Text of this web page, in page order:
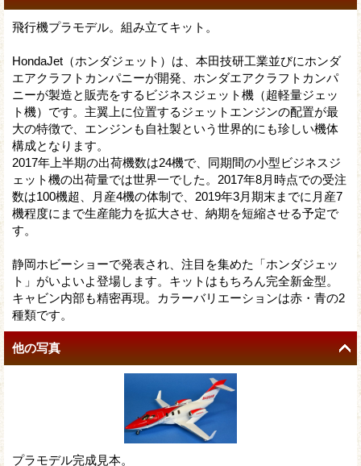
飛行機プラモデル。組み立てキット。
HondaJet（ホンダジェット）は、本田技研工業並びにホンダ
エアクラフトカンパニーが開発、ホンダエアクラフトカンパ
ニーが製造と販売をするビジネスジェット機（超軽量ジェッ
ト機）です。主翼上に位置するジェットエンジンの配置が最
大の特徴で、エンジンも自社製という世界的にも珍しい機体
構成となります。
2017年上半期の出荷機数は24機で、同期間の小型ビジネスジ
ェット機の出荷量では世界一でした。2017年8月時点での受注
数は100機超、月産4機の体制で、2019年3月期末までに月産7
機程度にまで生産能力を拡大させ、納期を短縮させる予定で
す。
静岡ホビーショーで発表され、注目を集めた「ホンダジェッ
ト」がいよいよ登場します。キットはもちろん完全新金型。
キャビン内部も精密再現。カラーバリエーションは赤・青の2
種類です。
他の写真
プラモデル完成見本。